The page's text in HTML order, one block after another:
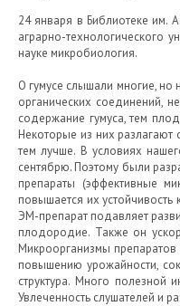
24 января в Библиотеке им.
аграрно-технологического
науке микробиология.
О гумусе слышали многие, но
органических соединений,
содержание гумуса, тем
Некоторые из них разлагают
тем лучше. В условиях
сентябрю. Поэтому были
препараты (эффективные
повышается их
ЭМ-препарат подавляет
плодородие. Также он
Микроорганизмы
повышению урожайности,
структура. Много
Увлеченность слушателей и